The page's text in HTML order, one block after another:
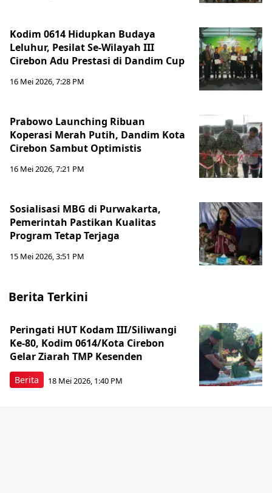
Kodim 0614 Hidupkan Budaya
Leluhur, Pesilat Se-Wilayah III
Cirebon Adu Prestasi di Dandim Cup
16 Mei 2026, 7:28 PM
Prabowo Launching Ribuan
Koperasi Merah Putih, Dandim Kota
Cirebon Sambut Optimistis
16 Mei 2026, 7:21 PM
Sosialisasi MBG di Purwakarta,
Pemerintah Pastikan Kualitas
Program Tetap Terjaga
15 Mei 2026, 3:51 PM
Berita Terkini
Berita
Peringati HUT Kodam III/Siliwangi
Ke-80, Kodim 0614/Kota Cirebon
Gelar Ziarah TMP Kesenden
18 Mei 2026, 1:40 PM